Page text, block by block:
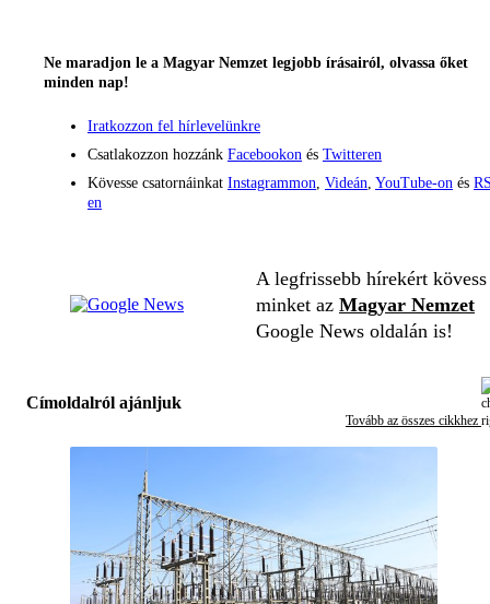
Ne maradjon le a Magyar Nemzet legjobb írásairól, olvassa őket
minden nap!
Iratkozzon fel hírlevelünkre
Csatlakozzon hozzánk Facebookon és Twitteren
Kövesse csatornáinkat Instagrammon Videán YouTube-on és
en
A legfrissebb hírekért kövess
minket az Magyar Nemzet
Google News oldalán is!
Címoldalról ajánljuk
Tovább az összes cikkhez